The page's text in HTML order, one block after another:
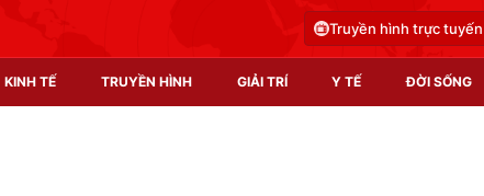
Truyền hình trực tuyến
KINH TẾ TRUYỀN HÌNH GIẢI TRÍ Y TẾ ĐỜI SỐNG